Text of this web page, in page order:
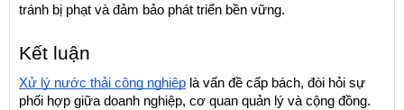
tránh bị phạt và đảm bảo phát triển bền vững.
Kết luận
Xử lý nước thải công nghiệp là vấn đề cấp bách, đòi hỏi sự
phối hợp giữa doanh nghiệp, cơ quan quản lý và cộng đồng.